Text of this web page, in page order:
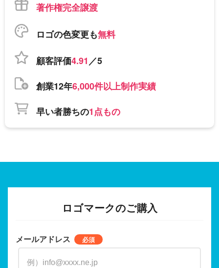
著作権完全譲渡
ロゴの色変更も無料
顧客評価4.91／5
創業12年6,000件以上制作実績
早い者勝ちの1点もの
ロゴマークのご購入
メールアドレス